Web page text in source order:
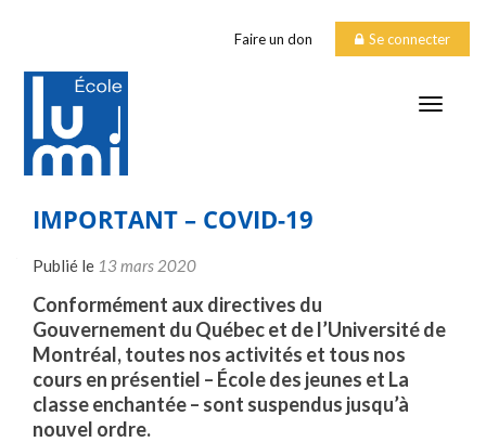
Faire un don Se connecter
IMPORTANT – COVID-19
Publié le 13 mars 2020
Conformément aux directives du
Gouvernement du Québec et de l’Université de
Montréal, toutes nos activités et tous nos
cours en présentiel – École des jeunes et La
classe enchantée – sont suspendus jusqu’à
nouvel ordre.